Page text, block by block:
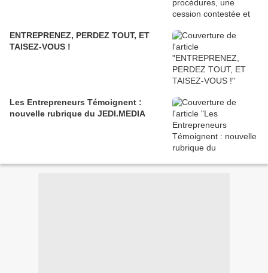
ENTREPRENEZ, PERDEZ TOUT, ET
TAISEZ-VOUS !
Les Entrepreneurs Témoignent :
nouvelle rubrique du JEDI.MEDIA